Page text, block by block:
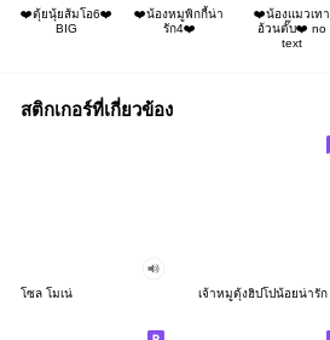
❤️ตุ้ยนุ้ยส้มโอ6❤️
BIG
❤️น้องหมูพิกกี้น่า
รัก4❤️
❤️น้องแมวเทา
อ้วนตั๊บ❤️ no
text
สติกเกอร์ที่เกี่ยวข้อง
โซล โมเน่ เจ้าหมูดุ้งฮิปโปน้อยน่ารัก